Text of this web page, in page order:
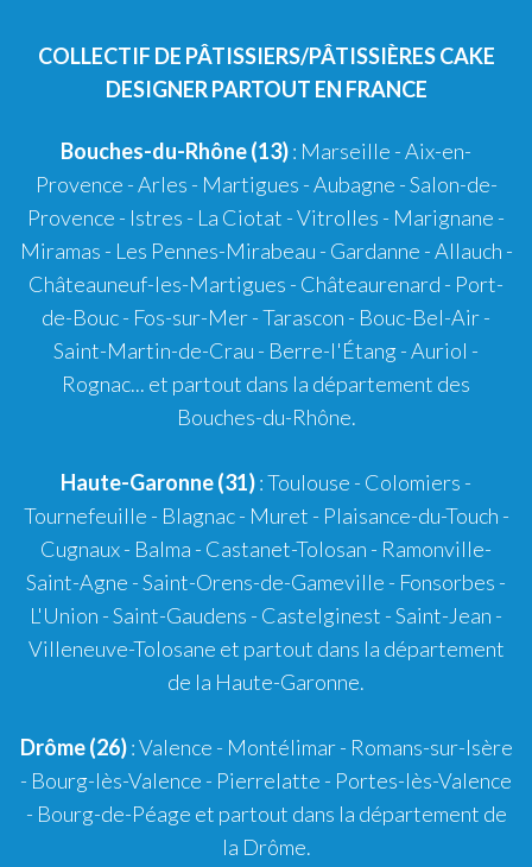
COLLECTIF DE PÂTISSIERS/PÂTISSIÈRES CAKE
DESIGNER PARTOUT EN FRANCE
Bouches-du-Rhône (13): Marseille -Aix-en-
Provence -Arles - Martigues -Aubagne -Salon-de-
Provence - Istres - La Ciotat -Vitrolles - Marignane -
Miramas - Les Pennes-Mirabeau - Gardanne -Allauch -
Châteauneuf-les-Martigues - Châteaurenard - Port-
de-Bouc- Fos-sur-Mer-Tarascon - Bouc-Bel-Air-
Saint-Martin-de-Crau - Berre-l'Étang -Auriol -
Rognac... et partout dans la département des
Bouches-du-Rhône.
Haute-Garonne (31):Toulouse - Colomiers -
Tournefeuille - Blagnac- Muret - Plaisance-du-Touch -
Cugnaux- Balma - Castanet-Tolosan - Ramonville-
Saint-Agne - Saint-Orens-de-Gameville - Fonsorbes -
L'Union - Saint-Gaudens - Castelginest - Saint-Jean -
Villeneuve-Tolosane et partout dans la département
de la Haute-Garonne.
Drôme (26):Valence - Montélimar- Romans-sur-Isère
- Bourg-lès-Valence - Pierrelatte - Portes-lès-Valence
- Bourg-de-Péage et partout dans la département de
la Drôme.